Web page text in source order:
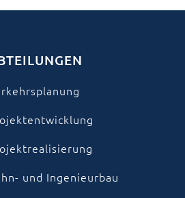
und Ingenieurbau